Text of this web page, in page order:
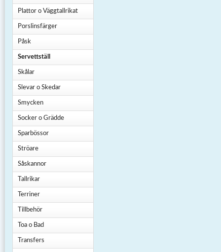
Plattor o Väggtallrikat
Porslinsfärger
Påsk
Servettställ
Skålar
Slevar o Skedar
Smycken
Socker o Grädde
Sparbössor
Ströare
Såskannor
Tallrikar
Terriner
Tillbehör
Toa o Bad
Transfers